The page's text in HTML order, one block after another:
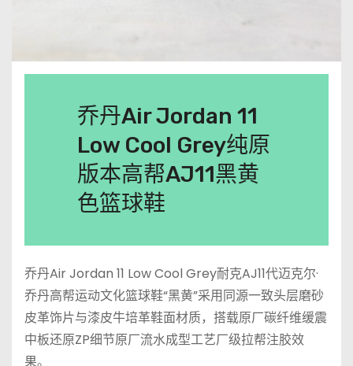
乔丹Air Jordan 11
Low Cool Grey纯原
版本高帮AJ11黑黄
色篮球鞋
乔丹Air Jordan 11 Low Cool Grey耐克AJ11代迈克尔·
乔丹高帮运动文化篮球鞋“黑黄”采用同源一致头层磨砂
皮革饰片与漆皮牛培革鞋面材质，搭载原厂碳纤维缓震
中板还原ZP细节原厂流水成型工艺厂级拉帮注胶效
果。